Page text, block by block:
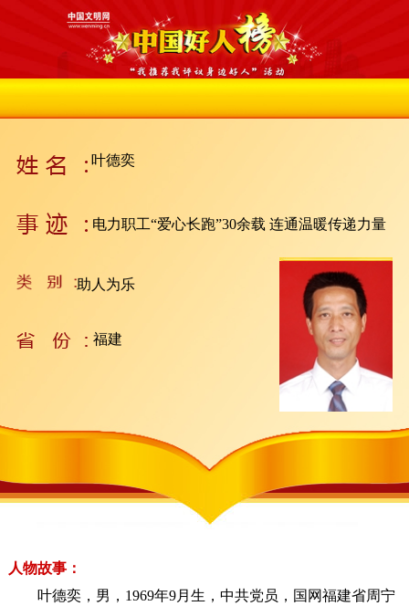
叶德奕
电力职工“爱心长跑”30余载 连通温暖传递力量
助人为乐
福建
人物故事：
叶德奕，男，1969年9月生，中共党员，国网福建省周宁